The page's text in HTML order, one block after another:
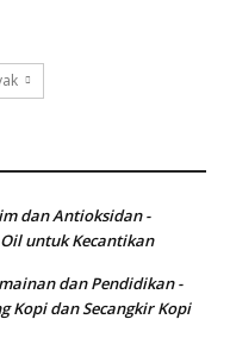
dan Antioksidan -
untuk Kecantikan
dan Pendidikan -
Kopi dan Secangkir Kopi